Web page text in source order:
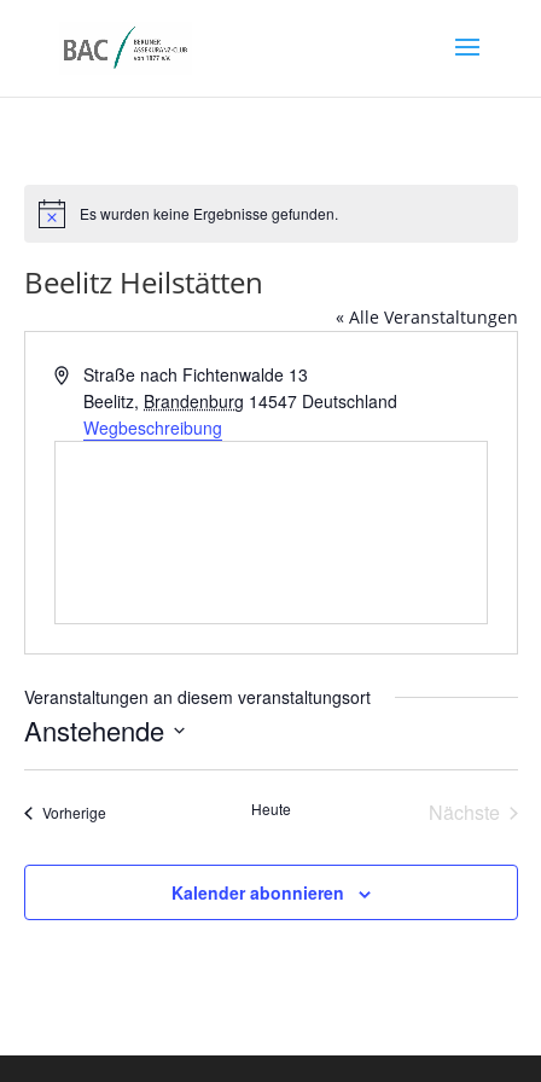
HinweisEs wurden keine Ergebnisse gefunden.
Beelitz Heilstätten
« Alle Veranstaltungen
AdresseStraße nach Fichtenwalde 13
Beelitz, Brandenburg 14547 Deutschland
Wegbeschreibung
Veranstaltungen an diesem veranstaltungsort
Anstehende
VorherigeVeranstaltungen Heute
Nächste
Kalender abonnieren